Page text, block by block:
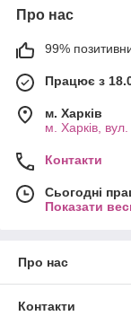
Про нас
99%
Працює з
м. Харків
м. Харків,
Контакти
Сьогодні
Показати
Про нас
Контакти